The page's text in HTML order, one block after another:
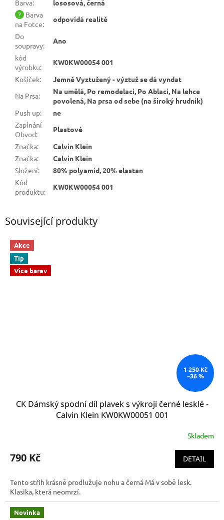
Barva:
lososová, černá
? Barva
na Fotce:
odpovídá realitě
Do
soupravy:
Ano
kód
výrobku:
KW0KW00054 001
Košíček:
Jemně Vyztužený - výztuž se dá vyndat
Na Prsa:
Na umělá, Po remodelaci, Po Ablaci, Na lehce
povolená, Na prsa od sebe (na široký hrudník)
Push up:
ne
Zapínání
Obvod:
Plastové
Značka:
Calvin Klein
Značka:
Calvin Klein
Složení:
80% polyamid, 20% elastan
Kód
produktu:
KW0KW00054 001
Související produkty
Akce
Tip
Více barev
1 250 Kč
–36 %
CK Dámský spodní díl plavek s výkroji černé lesklé -
Calvin Klein KW0KW00051 001
Skladem
790 Kč DETAIL
Tento střih krásně prodlužuje nohu a černá Má v sobě lesk.
Klasika, která neomrzí.
Novinka